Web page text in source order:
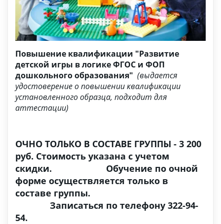
Повышение квалификации "Развитие
детской игры в логике ФГОС и ФОП
дошкольного образования" (выдается
удостоверение о повышении квалификации
установленного образца, подходит для
аттестации)
ОЧНО ТОЛЬКО В СОСТАВЕ ГРУППЫ - 3 200
руб. Стоимость указана с учетом
скидки. Обучение по очной
форме осуществляется только в
составе группы.
Записаться по телефону 322-94-
54.